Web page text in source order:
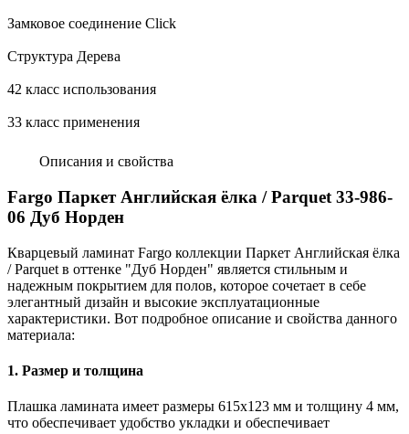
Замковое соединение Click
Структура Дерева
42 класс использования
33 класс применения
Описания и свойства
Fargo Паркет Английская ёлка / Parquet 33-986-
06 Дуб Норден
Кварцевый ламинат Fargo коллекции Паркет Английская ёлка
/ Parquet в оттенке "Дуб Норден" является стильным и
надежным покрытием для полов, которое сочетает в себе
элегантный дизайн и высокие эксплуатационные
характеристики. Вот подробное описание и свойства данного
материала:
1. Размер и толщина
Плашка ламината имеет размеры 615x123 мм и толщину 4 мм,
что обеспечивает удобство укладки и обеспечивает